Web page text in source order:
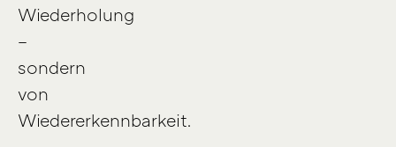
Wiederholung
–
sondern
von
Wiedererkennbarkeit.